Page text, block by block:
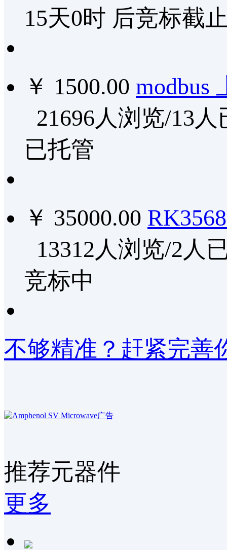
15天0时 后竞标截
￥ 1500.00 modbus
21696人浏览/13
已托管
￥ 35000.00
13312人浏览/2人
竞标中
不够精准？赶紧完善
推荐元器件
更多